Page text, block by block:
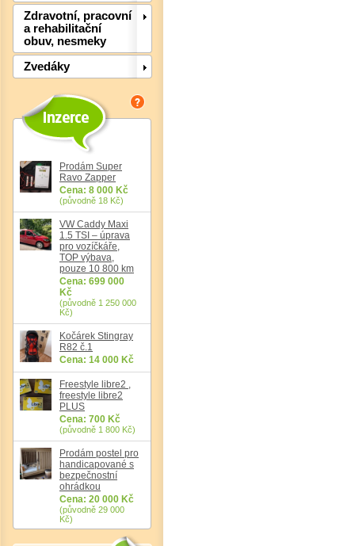
Zdravotní, pracovní
a rehabilitační
obuv, nesmeky
Zvedáky
Prodám Super
Ravo Zapper
Cena: 8 000 Kč
(původně 18 Kč)
VW Caddy Maxi
1.5 TSI – úprava
pro vozíčkáře,
TOP výbava,
pouze 10 800 km
Cena: 699 000
Kč
(původně 1 250 000
Kč)
Kočárek Stingray
R82 č.1
Cena: 14 000 Kč
Freestyle libre2 ,
freestyle libre2
PLUS
Cena: 700 Kč
(původně 1 800 Kč)
Prodám postel pro
handicapované s
bezpečnostní
ohrádkou
Cena: 20 000 Kč
(původně 29 000
Kč)